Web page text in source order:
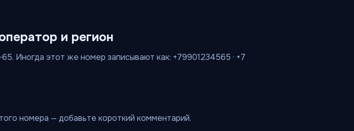
и регион
Иногда этот же номер записывают как: +79901234565 · +7
номера — добавьте короткий комментарий.